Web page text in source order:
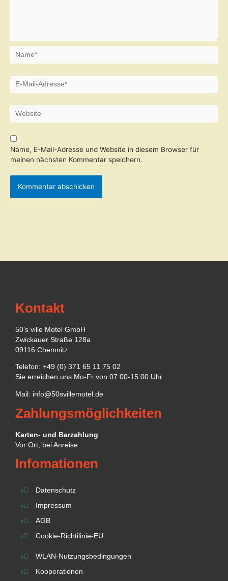
Name*
E-
Website
Name, E-Mail-Adresse und Website in diesem Browser für
meinen nächsten Kommentar speichern.
Kontakt
50’s ville Motel GmbH
Zwickauer Straße 128a
09116 Chemnitz
Telefon: +49 (0) 371 65 11 75 02
Sie erreichen uns Mo-Fr von 07:00-15:00 Uhr
Mail: info@50svillemotel.de
Zahlungsmöglichkeiten
Karten- und Barzahlung
Vor Ort, bei Anreise
Infomationen
Datenschutz
Impressum
AGB
Cookie-Richtilinie-EU
WLAN-Nutzungsbedingungen
Kooperationen